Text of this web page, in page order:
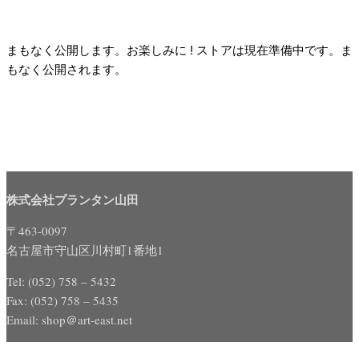
まもなく公開します。お楽しみに ! ストアは現在準備中です。ま
もなく公開されます。
株式会社プランタン山田
〒463-0097
名古屋市守山区川村町1番地1
Tel: (052) 758 – 5432
Fax: (052) 758 – 5435
Email: shop＠art-east.net